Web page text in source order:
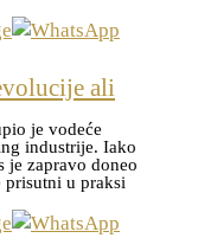
ali
je vodeće
industrije. Iako
je zapravo doneo
prisutni u praksi